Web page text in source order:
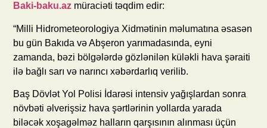
Baki-baku.az müraciəti təqdim edir:
“Milli Hidrometeorologiya Xidmətinin məlumatına əsasən
bu gün Bakıda və Abşeron yarımadasında, eyni
zamanda, bəzi bölgələrdə gözlənilən küləkli hava şəraiti
ilə bağlı sarı və narıncı xəbərdarlıq verilib.
Baş Dövlət Yol Polisi İdarəsi intensiv yağışlardan sonra
növbəti əlverişsiz hava şərtlərinin yollarda yarada
biləcək xoşagəlməz halların qarşısının alınması üçün